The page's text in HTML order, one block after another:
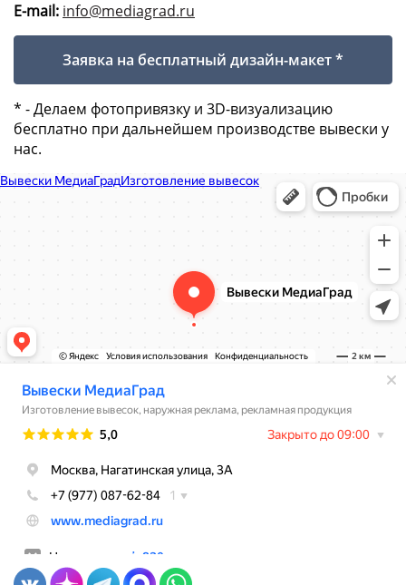
E-mail: info@mediagrad.ru
Заявка на бесплатный дизайн-макет *
* - Делаем фотопривязку и 3D-визуализацию
бесплатно при дальнейшем производстве вывески у
нас.